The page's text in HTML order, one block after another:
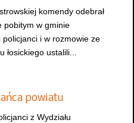
komendy odebrał
pobitym w gminie
i w rozmowie ze
ustalili...
powiatu
z Wydziału